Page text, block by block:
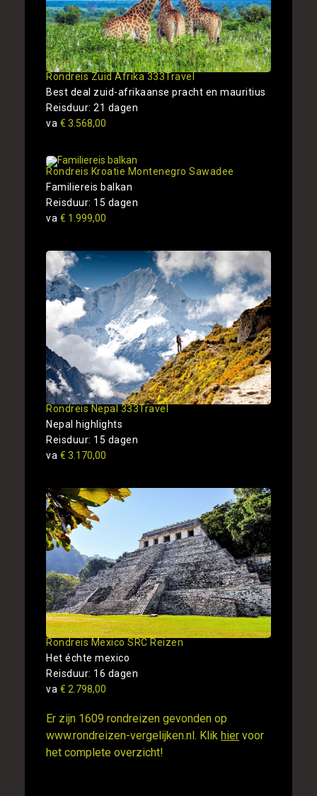
Rondreis Zuid Afrika 333Travel
Best deal zuid-afrikaanse pracht en mauritius
Reisduur: 21 dagen
va € 3.568,00
Rondreis Kroatie Montenegro Sawadee
Familiereis balkan
Reisduur: 15 dagen
va € 1.999,00
Rondreis Nepal 333Travel
Nepal highlights
Reisduur: 15 dagen
va € 3.170,00
Rondreis Mexico SRC Reizen
Het échte mexico
Reisduur: 16 dagen
va € 2.798,00
Er zijn 1609 rondreizen gevonden op
www.rondreizen-vergelijken.nl. Klik hier voor
het complete overzicht!